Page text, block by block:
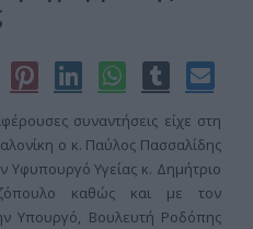
συναντήσεις είχε στη
ο κ. Παύλος Πασσαλίδης
Υφυπουργό Υγείας κ. Δημήτριο
καθώς και με τον
Υπουργό, Βουλευτή Ροδόπης